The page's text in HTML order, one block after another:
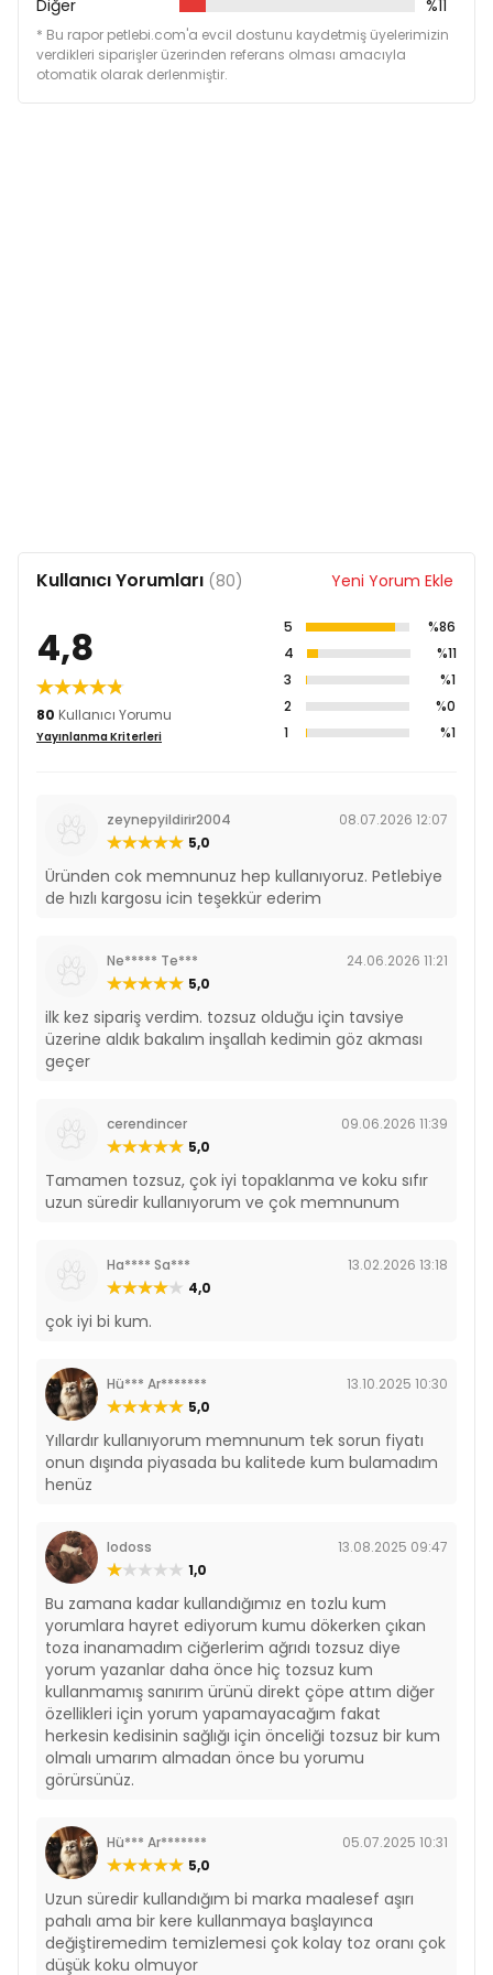
Özel olarak formüle edilmiş, yüksek emiciliğe sahip
formülüyle maksimum topaklanma sağlarken
ufalanmayı da azaltır. Böylece sıkı ve ayıklanması
kolay topaklar üretir.
Diğer
%11
* Bu rapor petlebi.com'a evcil dostunu kaydetmiş üyelerimizin
verdikleri siparişler üzerinden referans olması amacıyla
otomatik olarak derlenmiştir.
Kullanıcı Yorumları (80) Yeni Yorum Ekle
4,8
80 Kullanıcı Yorumu
Yayınlanma Kriterleri
5
%86
4
%11
3
%1
2
%0
1
%1
zeynepyildirir2004
08.07.2026 12:07
5,0
Üründen cok memnunuz hep kullanıyoruz. Petlebiye
de hızlı kargosu icin teşekkür ederim
Ne***** Te***
24.06.2026 11:21
5,0
ilk kez sipariş verdim. tozsuz olduğu için tavsiye
üzerine aldık bakalım inşallah kedimin göz akması
geçer
cerendincer
09.06.2026 11:39
5,0
Tamamen tozsuz, çok iyi topaklanma ve koku sıfır
uzun süredir kullanıyorum ve çok memnunum
Ha**** Sa***
13.02.2026 13:18
4,0
çok iyi bi kum.
Hü*** Ar*******
13.10.2025 10:30
5,0
Yıllardır kullanıyorum memnunum tek sorun fiyatı
onun dışında piyasada bu kalitede kum bulamadım
henüz
lodoss
13.08.2025 09:47
1,0
Bu zamana kadar kullandığımız en tozlu kum
yorumlara hayret ediyorum kumu dökerken çıkan
toza inanamadım ciğerlerim ağrıdı tozsuz diye
yorum yazanlar daha önce hiç tozsuz kum
kullanmamış sanırım ürünü direkt çöpe attım diğer
özellikleri için yorum yapamayacağım fakat
herkesin kedisinin sağlığı için önceliği tozsuz bir kum
olmalı umarım almadan önce bu yorumu
görürsünüz.
Hü*** Ar*******
05.07.2025 10:31
5,0
Uzun süredir kullandığım bi marka maalesef aşırı
pahalı ama bir kere kullanmaya başlayınca
değiştiremedim temizlemesi çok kolay toz oranı çok
düşük koku olmuyor